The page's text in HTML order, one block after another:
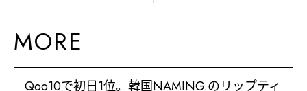
MORE
Qoo10で初日1位。韓国NAMING.のリップティ